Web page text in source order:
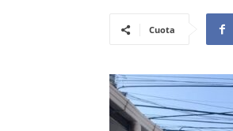
Cuota